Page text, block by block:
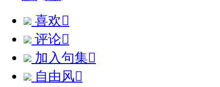
喜欢
评论
加入句集
自由风